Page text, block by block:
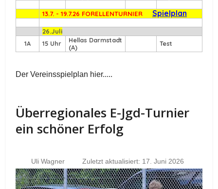
13.7. - 19.7.26 FORELLENTURNIER Spielplan
26.Juli
1A
15 Uhr
Hellas Darmstadt
(A)
Test
Der Vereinsspielplan hier.....
Überregionales E-Jgd-Turnier
ein schöner Erfolg
Uli Wagner Zuletzt aktualisiert: 17. Juni 2026